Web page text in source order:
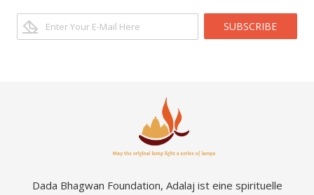
SUBSCRIBE
Dada Bhagwan Foundation, Adalaj ist eine spirituelle